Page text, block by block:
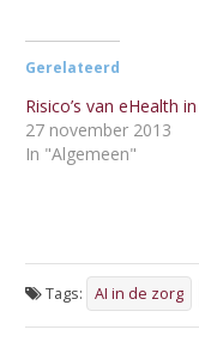
Gerelateerd
Risico’s van eHealth
27 november 2013
In "Algemeen"
Tags: AI in de zorg